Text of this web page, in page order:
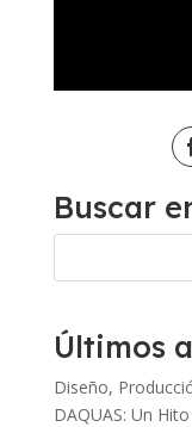
Buscar
Últimos
Diseño,
DAQUAS: Un